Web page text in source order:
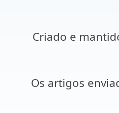
Criado e
Os artigos